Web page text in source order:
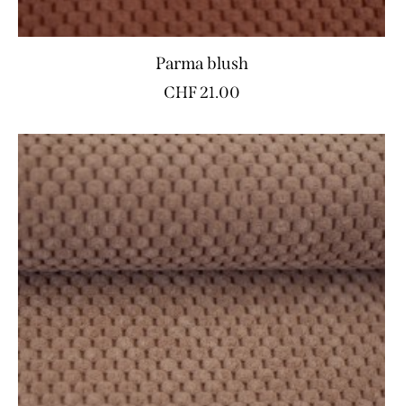
Parma blush
CHF21.00